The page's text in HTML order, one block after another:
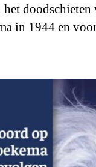
in 1944 en